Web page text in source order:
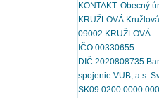
KONTAKT: Obecný
KRUŽLOVÁ
09002 KRUŽLOVÁ
IČO:00330655
DIČ:2020808735
spojenie VUB, a.s.
SK09 0200 0000